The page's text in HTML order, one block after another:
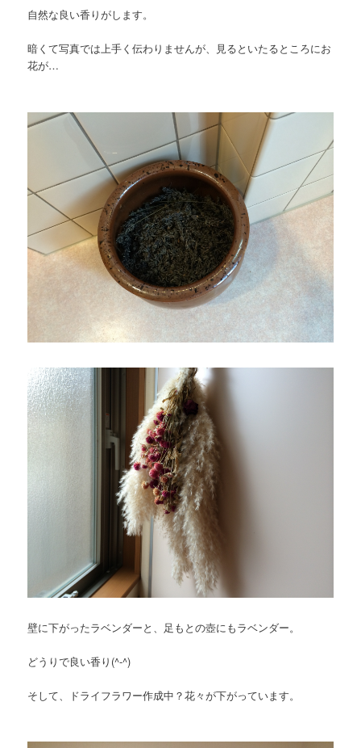
自然な良い香りがします。
暗くて写真では上手く伝わりませんが、見るといたるところにお
花が…
壁に下がったラベンダーと、足もとの壺にもラベンダー。
どうりで良い香り(^-^)
そして、ドライフラワー作成中？花々が下がっています。